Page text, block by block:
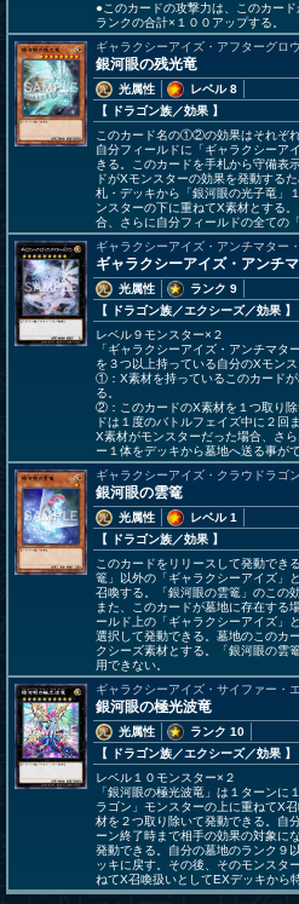
●このカードの攻撃力は、このカー
ランクの合計×１００アップする。
ギャラクシーアイズ・アフターグロ
銀河眼の残光竜
光属性
レベル 8
【 ドラゴン族／効果 】
このカード名の①②の効果はそれぞ
自分フィールドに「ギャラクシーア
きる。このカードを手札から守備
ドがXモンスターの効果を発動する
札・デッキから「銀河眼の光子竜」
ンスターの下に重ねてX素材とする
合、さらに自分フィールドの全ての
ギャラクシーアイズ・アンチマター
ギャラクシーアイズ・アンチ
光属性
ランク 9
【 ドラゴン族／エクシーズ／効果 】
レベル９モンスター×２
「ギャラクシーアイズ・アンチマ
を３つ以上持っている自分のXモン
①：X素材を持っているこのカード
る。
②：このカードのX素材を１つ取り
ドは１度のバトルフェイズ中に２回
X素材がモンスターだった場合、さ
ー１体をデッキから墓地へ送る事がで
ギャラクシーアイズ・クラウドラゴン
銀河眼の雲篭
光属性
レベル 1
【 ドラゴン族／効果 】
このカードをリリースして発動でき
篭」以外の「ギャラクシーアイズ」
召喚する。「銀河眼の雲篭」のこの
また、このカードが墓地に存在する
ールド上の「ギャラクシーアイズ」
選択して発動できる。墓地のこのカ
クシーズ素材とする。「銀河眼の雲
用できない。
ギャラクシーアイズ・サイファー・
銀河眼の極光波竜
光属性
ランク 10
【 ドラゴン族／エクシーズ／効果 】
レベル１０モンスター×２
「銀河眼の極光波竜」は１ターンに
ラゴン」モンスターの上に重ねてX
材を２つ取り除いて発動できる。自
ーン終了時まで相手の効果の対象に
発動できる。自分の墓地のランク９
ッキに戻す。その後、そのモンスタ
ねてX召喚扱いとしてEXデッキから